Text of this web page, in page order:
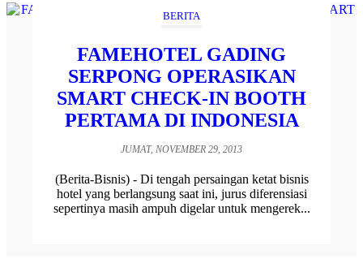
BERITA
FAMEHOTEL GADING
SERPONG OPERASIKAN
SMART CHECK-IN BOOTH
PERTAMA DI INDONESIA
JUMAT, NOVEMBER 29, 2013
(Berita-Bisnis) - Di tengah persaingan ketat bisnis
hotel yang berlangsung saat ini, jurus diferensiasi
sepertinya masih ampuh digelar untuk mengerek...